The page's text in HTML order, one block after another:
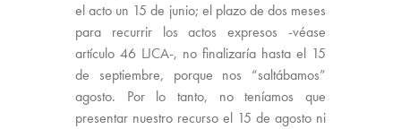
el acto un 15 de junio; el plazo de dos meses
para recurrir los actos expresos -véase
artículo 46 LJCA-, no finalizaría hasta el 15
de septiembre, porque nos “saltábamos”
agosto. Por lo tanto, no teníamos que
presentar nuestro recurso el 15 de agosto ni